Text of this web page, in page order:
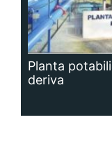
Planta
deriva